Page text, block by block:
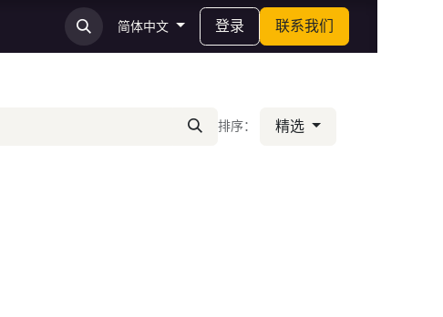
简体中文 登录 联系我们
排序： 精选